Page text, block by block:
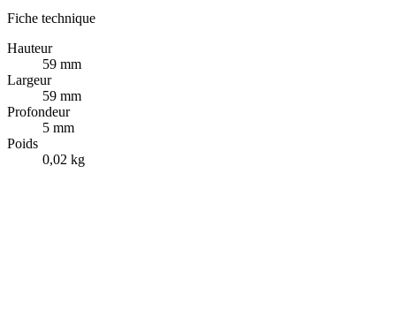
Fiche technique
Hauteur
59 mm
Largeur
59 mm
Profondeur
5 mm
Poids
0,02 kg